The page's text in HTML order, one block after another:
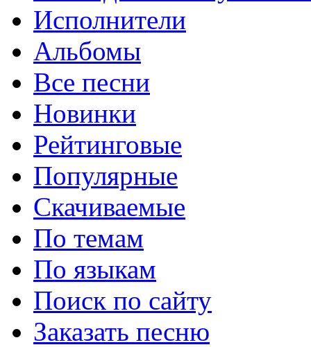
Исполнители
Альбомы
Все песни
Новинки
Рейтинговые
Популярные
Скачиваемые
По темам
По языкам
Поиск по сайту
Заказать песню